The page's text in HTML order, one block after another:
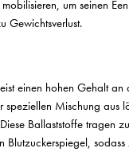
um seinen
Gewichtsverlust.
einen hohen Gehalt an
speziellen Mischung aus
Ballaststoffe tragen
Blutzuckerspiegel, sodass